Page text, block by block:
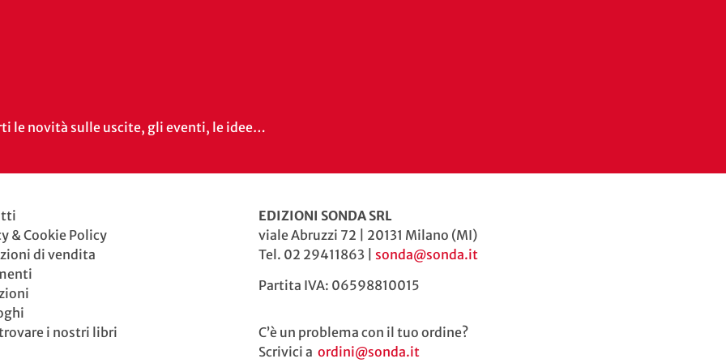
le novità sulle uscite, gli eventi, le idee…
& Cookie Policy
di vendita
i nostri libri
EDIZIONI SONDA SRL
viale Abruzzi 72 | 20131 Milano (MI)
Tel. 02 29411863 | sonda@sonda.it
Partita IVA: 06598810015
C’è un problema con il tuo ordine?
Scrivici a ordini@sonda.it